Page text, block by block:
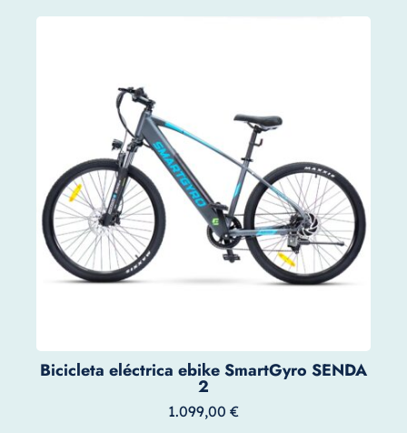
Bicicleta eléctrica ebike SmartGyro SENDA
2
1.099,00 €